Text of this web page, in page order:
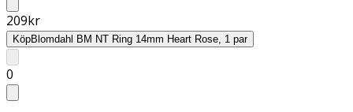
209kr
KöpBlomdahl BM NT Ring 14mm Heart Rose, 1 par
0